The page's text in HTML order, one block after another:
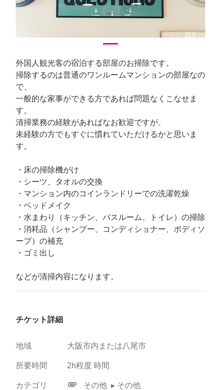
外国人観光客の宿泊する部屋のお掃除です。
掃除するのは普通のワンルームマンションの部屋なの
で、
一般的な家事ができる方であれば問題なくこなせま
す。
清掃業務の経験があればなお歓迎ですが、
未経験の方でもすぐに慣れていただけるかと思いま
す。
・床の掃除機がけ
・シーツ、タオルの交換
・マンション内のコインランドリーでの洗濯乾燥
・ベッドメイク
・水まわり（キッチン、バスルーム、トイレ）の掃除
・消耗品（シャンプー、コンディショナー、ボディソ
ープ）の補充
・ゴミ出し
などが清掃内容になります。
チケット詳細
地域 大阪市内または八尾市
所要時間 2h程度 時間
カテゴリ
attachment その他 ▸ その他